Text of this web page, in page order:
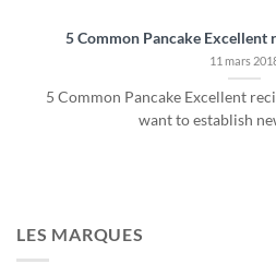
5 Common Pancake Excellent
11 mars
5 Common Pancake Excellent
want to establish
LES MARQUES